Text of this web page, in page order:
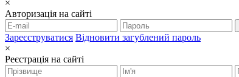
×
Авторизація на сайті
Зареєструватися Відновити загублений пароль
×
Реєстрація на сайті